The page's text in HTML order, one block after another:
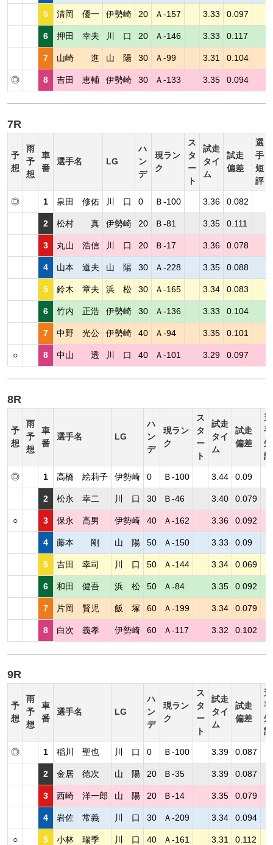
5 清岡 優一 伊勢崎 20 Ａ-157 3.33 0.097
6 押田 幸夫 川 口 20 Ａ-146 3.33 0.117
7 山崎 進 山 陽 30 Ａ-99 3.31 0.104
◎ 8 吉田 恵輔 伊勢崎 30 Ａ-133 3.35 0.094
7R
予
想
雨
予
想
車
番
選手名 LG
ハ
ン
デ
現ラン
ク
ス
タ
ー
ト
試走
タイ
ム
試走
偏差
選
手
短
評
◎ 1 泉田 修佑 川 口 0 Ｂ-100 3.36 0.082
2 松村 真 伊勢崎 20 Ｂ-81 3.35 0.111
3 丸山 浩信 川 口 20 Ｂ-17 3.36 0.078
4 山本 道夫 山 陽 30 Ａ-228 3.35 0.088
5 鈴木 章夫 浜 松 30 Ａ-165 3.34 0.083
6 竹内 正浩 伊勢崎 30 Ａ-136 3.33 0.104
7 中野 光公 伊勢崎 40 Ａ-94 3.35 0.101
○ 8 中山 透 川 口 40 Ａ-101 3.29 0.097
8R
予
想
雨
予
想
車
番
選手名 LG
ハ
ン
デ
現ラン
ク
ス
タ
ー
ト
試走
タイ
ム
試走
偏差
選
手
短
評
◎ 1 高橋 絵莉子 伊勢崎 0 Ｂ-100 3.44 0.09
2 松永 幸二 川 口 30 Ｂ-46 3.40 0.079
○ 3 保永 高男 伊勢崎 40 Ａ-162 3.36 0.092
4 藤本 剛 山 陽 50 Ａ-150 3.33 0.09
5 吉田 幸司 川 口 50 Ａ-144 3.34 0.069
6 和田 健吾 浜 松 50 Ａ-84 3.35 0.092
7 片岡 賢児 飯 塚 60 Ａ-199 3.34 0.079
8 白次 義孝 伊勢崎 60 Ａ-117 3.32 0.102
9R
予
想
雨
予
想
車
番
選手名 LG
ハ
ン
デ
現ラン
ク
ス
タ
ー
ト
試走
タイ
ム
試走
偏差
選
手
短
評
◎ 1 稲川 聖也 川 口 0 Ｂ-100 3.39 0.087
2 金居 徳次 山 陽 20 Ｂ-35 3.39 0.087
3 西崎 洋一郎 山 陽 20 Ｂ-14 3.35 0.079
4 岩佐 常義 川 口 30 Ａ-209 3.34 0.094
○ 5 小林 瑞季 川 口 40 Ａ-161 3.31 0.112